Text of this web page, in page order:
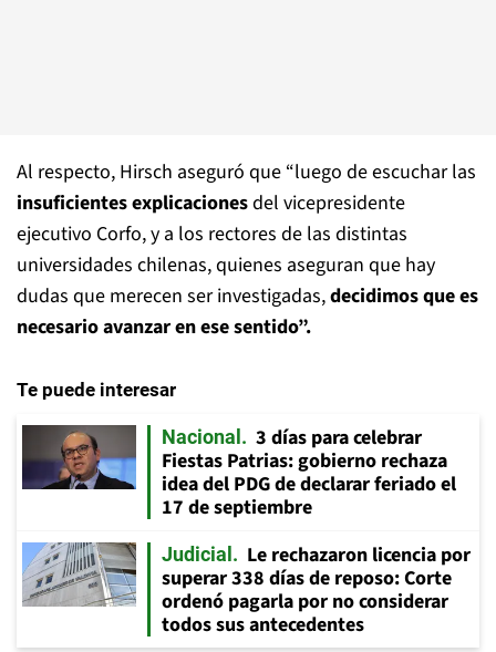
Al respecto, Hirsch aseguró que “luego de escuchar las
insuficientes explicacionesdel vicepresidente
ejecutivo Corfo, y a los rectores de las distintas
universidades chilenas, quienes aseguran que hay
dudas que merecen ser investigadas,decidimos que es
necesario avanzar en ese sentido”.
Te puede interesar
Nacional
3 días para celebrar
Fiestas Patrias: gobierno rechaza
idea del PDG de declarar feriado el
17 de septiembre
Judicial
Le rechazaron licencia por
superar 338 días de reposo: Corte
ordenó pagarla por no considerar
todos sus antecedentes